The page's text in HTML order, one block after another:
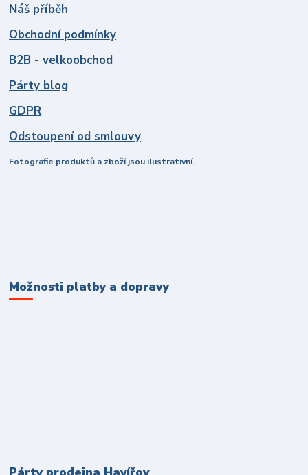
Náš příběh
Obchodní podmínky
B2B - velkoobchod
Párty blog
GDPR
Odstoupení od smlouvy
Fotografie produktů a zboží jsou ilustrativní.
Možnosti platby a dopravy